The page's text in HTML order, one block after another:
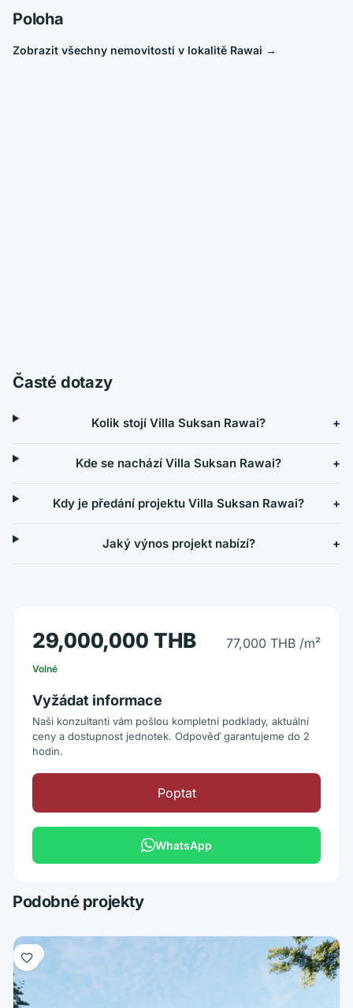
Poloha
Zobrazit všechny nemovitosti v lokalitě Rawai →
Časté dotazy
Kolik stojí Villa Suksan Rawai?
Kde se nachází Villa Suksan Rawai?
Kdy je předání projektu Villa Suksan Rawai?
Jaký výnos projekt nabízí?
29,000,000 THB 77,000 THB /m²
Volné
Vyžádat informace
Naši konzultanti vám pošlou kompletní podklady, aktuální
ceny a dostupnost jednotek. Odpověď garantujeme do 2
hodin.
Poptat
WhatsApp
Podobné projekty
Byt